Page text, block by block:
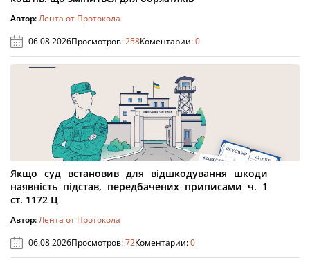
Автор:Лента от Протокола
06.08.2026Просмотров:258Коментарии:0
Якщо суд встановив для відшкодування шкоди
наявність підстав, передбачених приписами ч. 1
ст. 1172 Ц
Автор:Лента от Протокола
06.08.2026Просмотров:72Коментарии:0